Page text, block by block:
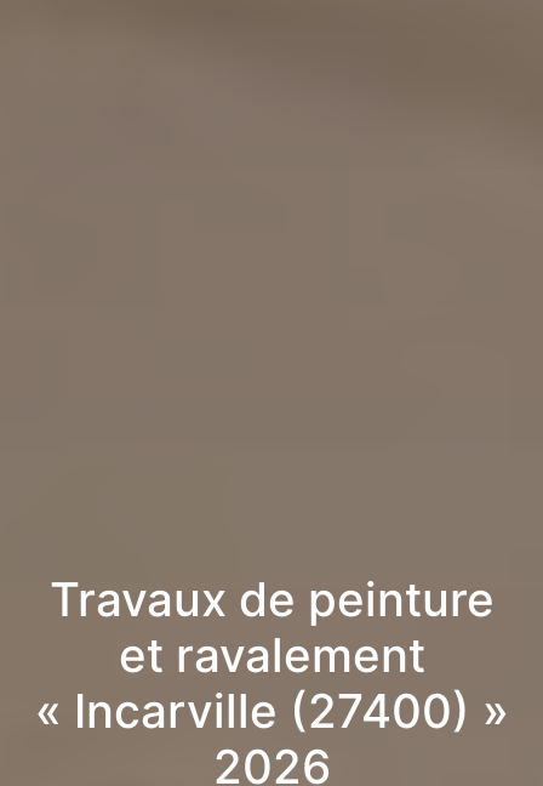
Travaux de peinture
et ravalement
« Incarville (27400) »
2026